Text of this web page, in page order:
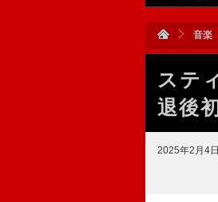
音楽
ステ
退後
2025年2月4